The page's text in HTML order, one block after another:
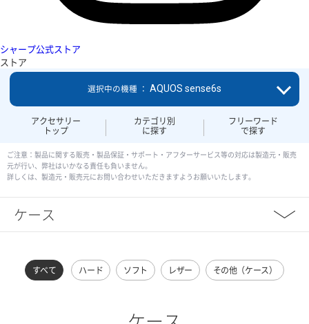
シャープ公式ストア
ストア
アクセサリー
トップ
カテゴリ別
に探す
フリーワード
で探す
選択中の機種 ： AQUOS sense6s
ご注意：製品に関する販売・製品保証・サポート・アフターサービス等の対応は製造元・販売
元が行い、弊社はいかなる責任も負いません。
詳しくは、製造元・販売元にお問い合わせいただきますようお願いいたします。
ケース
すべて ハード ソフト レザー その他（ケース）